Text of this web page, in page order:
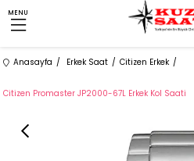
MENU
Anasayfa Erkek Saat Citizen Erkek
Citizen Promaster JP2000-67L Erkek Kol Saati